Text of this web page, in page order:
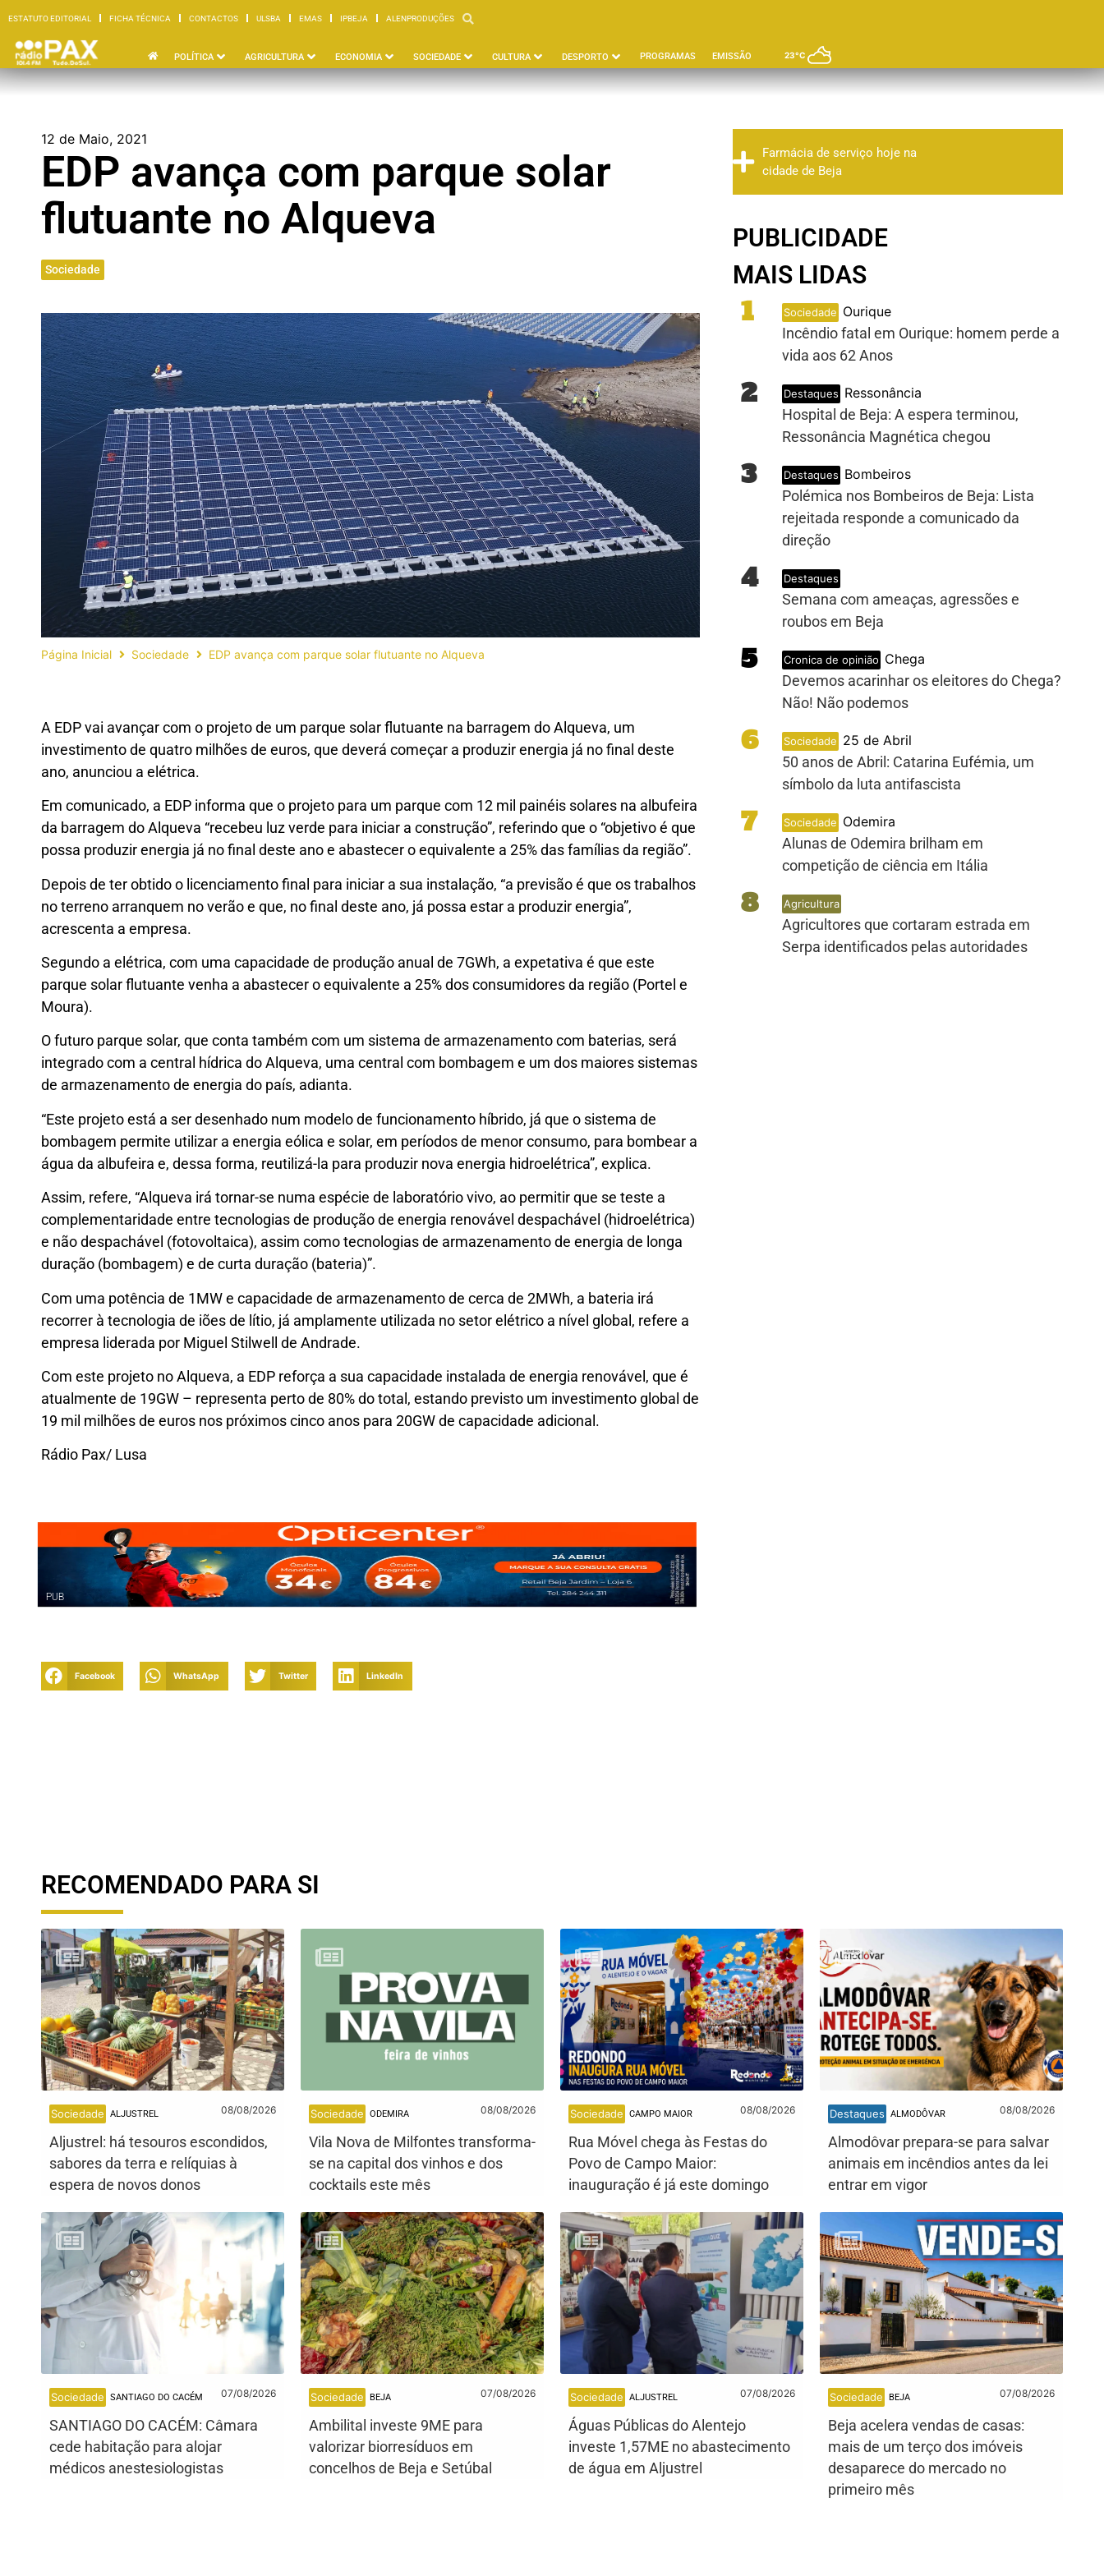
ESTATUTO EDITORIAL FICHA TÉCNICA CONTACTOS ULSBA EMAS IPBEJA ALENPRODUÇÕES
POLÍTICA AGRICULTURA ECONOMIA SOCIEDADE CULTURA DESPORTO PROGRAMAS EMISSÃO 23°C
ESTATUTO EDITORIAL FICHA TÉCNICA CONTACTOS ULSBA EMAS IPBEJA ALENPRODUÇÕES
12 de Maio, 2021
EDP avança com parque solar
flutuante no Alqueva
Sociedade
Página Inicial Sociedade EDP avança com parque solar flutuante no Alqueva
A EDP vai avançar com o projeto de um parque solar flutuante na barragem do Alqueva, um
investimento de quatro milhões de euros, que deverá começar a produzir energia já no final deste
ano, anunciou a elétrica.
Em comunicado, a EDP informa que o projeto para um parque com 12 mil painéis solares na albufeira
da barragem do Alqueva “recebeu luz verde para iniciar a construção”, referindo que o “objetivo é que
possa produzir energia já no final deste ano e abastecer o equivalente a 25% das famílias da região”.
Depois de ter obtido o licenciamento final para iniciar a sua instalação, “a previsão é que os trabalhos
no terreno arranquem no verão e que, no final deste ano, já possa estar a produzir energia”,
acrescenta a empresa.
Segundo a elétrica, com uma capacidade de produção anual de 7GWh, a expetativa é que este
parque solar flutuante venha a abastecer o equivalente a 25% dos consumidores da região (Portel e
Moura).
O futuro parque solar, que conta também com um sistema de armazenamento com baterias, será
integrado com a central hídrica do Alqueva, uma central com bombagem e um dos maiores sistemas
de armazenamento de energia do país, adianta.
“Este projeto está a ser desenhado num modelo de funcionamento híbrido, já que o sistema de
bombagem permite utilizar a energia eólica e solar, em períodos de menor consumo, para bombear a
água da albufeira e, dessa forma, reutilizá-la para produzir nova energia hidroelétrica”, explica.
Assim, refere, “Alqueva irá tornar-se numa espécie de laboratório vivo, ao permitir que se teste a
complementaridade entre tecnologias de produção de energia renovável despachável (hidroelétrica)
e não despachável (fotovoltaica), assim como tecnologias de armazenamento de energia de longa
duração (bombagem) e de curta duração (bateria)”.
Com uma potência de 1MW e capacidade de armazenamento de cerca de 2MWh, a bateria irá
recorrer à tecnologia de iões de lítio, já amplamente utilizada no setor elétrico a nível global, refere a
empresa liderada por Miguel Stilwell de Andrade.
Com este projeto no Alqueva, a EDP reforça a sua capacidade instalada de energia renovável, que é
atualmente de 19GW – representa perto de 80% do total, estando previsto um investimento global de
19 mil milhões de euros nos próximos cinco anos para 20GW de capacidade adicional.
Rádio Pax/ Lusa
Facebook WhatsApp Twitter LinkedIn
Farmácia de serviço hoje na
cidade de Beja
PUBLICIDADE
MAIS LIDAS
1 Sociedade Ourique
Incêndio fatal em Ourique: homem perde a
vida aos 62 Anos
2 Destaques Ressonância
Hospital de Beja: A espera terminou,
Ressonância Magnética chegou
3 Destaques Bombeiros
Polémica nos Bombeiros de Beja: Lista
rejeitada responde a comunicado da
direção
4 Destaques
Semana com ameaças, agressões e
roubos em Beja
5 Cronica de opinião Chega
Devemos acarinhar os eleitores do Chega?
Não! Não podemos
6 Sociedade 25 de Abril
50 anos de Abril: Catarina Eufémia, um
símbolo da luta antifascista
7 Sociedade Odemira
Alunas de Odemira brilham em
competição de ciência em Itália
8 Agricultura
Agricultores que cortaram estrada em
Serpa identificados pelas autoridades
RECOMENDADO PARA SI
Sociedade ALJUSTREL 08/08/2026
Aljustrel: há tesouros escondidos,
sabores da terra e relíquias à
espera de novos donos
Sociedade ODEMIRA 08/08/2026
Vila Nova de Milfontes transforma-
se na capital dos vinhos e dos
cocktails este mês
Sociedade CAMPO MAIOR 08/08/2026
Rua Móvel chega às Festas do
Povo de Campo Maior:
inauguração é já este domingo
Destaques ALMODÔVAR 08/08/2026
Almodôvar prepara-se para salvar
animais em incêndios antes da lei
entrar em vigor
Sociedade SANTIAGO DO CACÉM 07/08/2026
SANTIAGO DO CACÉM: Câmara
cede habitação para alojar
médicos anestesiologistas
Sociedade BEJA 07/08/2026
Ambilital investe 9ME para
valorizar biorresíduos em
concelhos de Beja e Setúbal
Sociedade ALJUSTREL 07/08/2026
Águas Públicas do Alentejo
investe 1,57ME no abastecimento
de água em Aljustrel
Sociedade BEJA 07/08/2026
Beja acelera vendas de casas:
mais de um terço dos imóveis
desaparece do mercado no
primeiro mês